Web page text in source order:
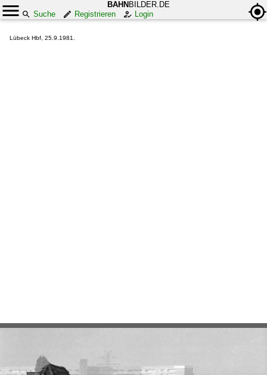
BAHN BILDER.DE
Suche
Registrieren Login
Lübeck Hbf, 25.9.1981.